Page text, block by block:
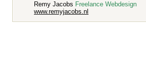
Remy Jacobs Freelance Webdesign
www.remyjacobs.nl